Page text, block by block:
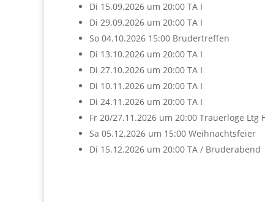
Di 15.09.2026 um 20:00 TA I
Di 29.09.2026 um 20:00 TA I
So 04.10.2026 15:00 Brudertreffen
Di 13.10.2026 um 20:00 TA I
Di 27.10.2026 um 20:00 TA I
Di 10.11.2026 um 20:00 TA I
Di 24.11.2026 um 20:00 TA I
Fr 20/27.11.2026 um 20:00 Trauerloge Ltg
Sa 05.12.2026 um 15:00 Weihnachtsfeier
Di 15.12.2026 um 20:00 TA / Bruderabend